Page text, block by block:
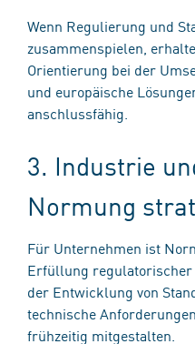
Wenn Regulierung und
zusammenspielen,
Orientierung bei der
und europäische
anschlussfähig.
3. Industrie
Normung
Für Unternehmen ist
Erfüllung regulatorischer
der Entwicklung von
technische
frühzeitig mitgestalten.